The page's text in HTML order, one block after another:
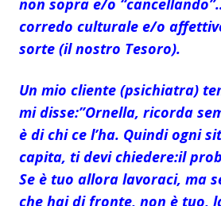
non sopra e/o
corredo culturale e/o
sorte (il nostro Tesoro).
Un mio cliente (psichiatra)
mi disse:”Ornella, ricorda
è di chi ce l’ha. Quindi ogni
capita, ti devi chiedere:il
Se è tuo allora lavoraci, ma
che hai di fronte, non è tuo,